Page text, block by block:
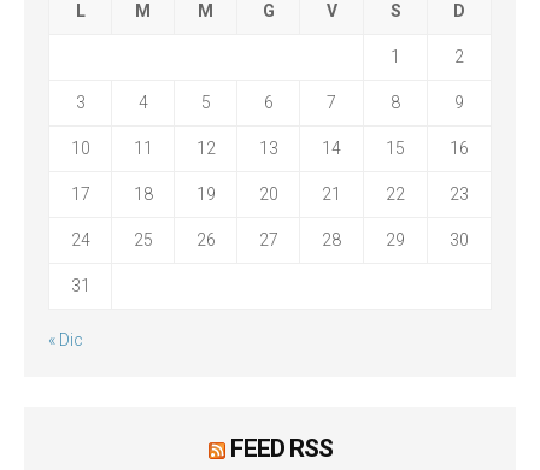
L M M G V S D
1 2
3 4 5 6 7 8 9
10 11 12 13 14 15 16
17 18 19 20 21 22 23
24 25 26 27 28 29 30
31
« Dic
FEED RSS